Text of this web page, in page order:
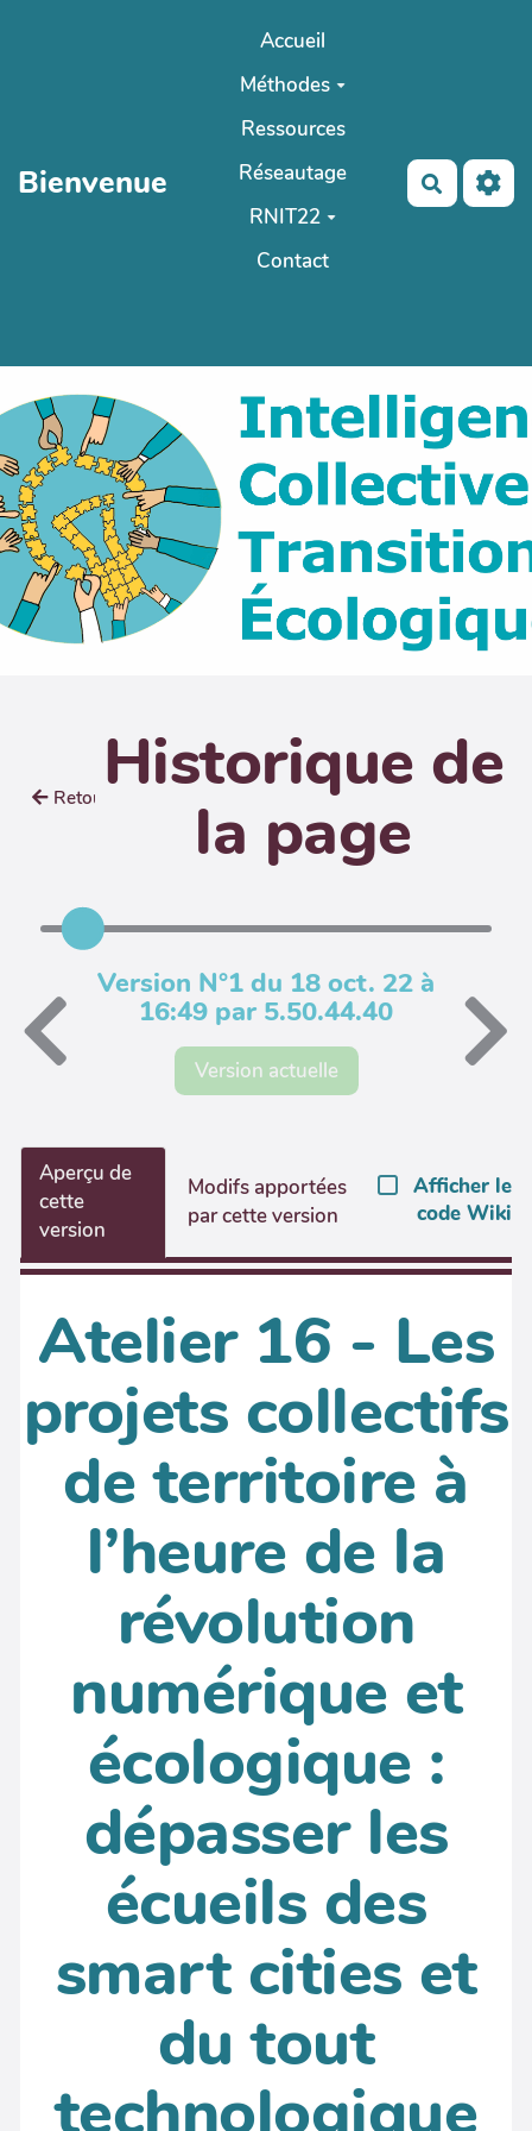
Bienvenue
Accueil
Méthodes
Ressources
Réseautage
RNIT22
Contact
Retour Historique de
la page
Version N°1 du 18 oct. 22 à
16:49 par 5.50.44.40
Version actuelle
Aperçu de
cette
version
Modifs apportées
par cette version
Afficher le
code Wiki